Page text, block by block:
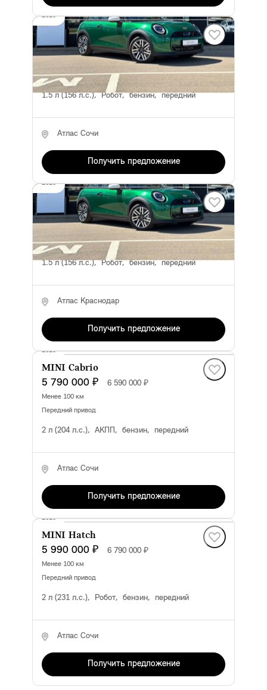
MINI Hatch
2025
4 790 000 ₽ 5 590 000 ₽
передний привод
1.5 л (156 л.с.), Робот, бензин, передний
Атлас Сочи
Получить предложение
MINI Hatch
2025
4 790 000 ₽ 5 590 000 ₽
передний привод
1.5 л (156 л.с.), Робот, бензин, передний
Атлас Краснодар
Получить предложение
MINI Cabrio
2025
5 790 000 ₽ 6 590 000 ₽
Менее 100 км
передний привод
2 л (204 л.с.), АКПП, бензин, передний
Атлас Сочи
Получить предложение
MINI Hatch
2025
5 990 000 ₽ 6 790 000 ₽
Менее 100 км
передний привод
2 л (231 л.с.), Робот, бензин, передний
Атлас Сочи
Получить предложение